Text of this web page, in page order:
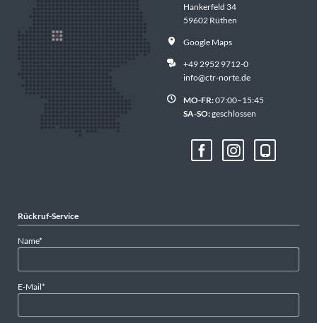
Hankerfeld 34
59602 Rüthen
Google Maps
+49 2952 9712-0
info@ctr-norte.de
MO-FR:07:00–15:45
SA-SO:geschlossen
Rückruf-Service
Pflichtfeld
Name*
Pflichtfeld
E-Mail*